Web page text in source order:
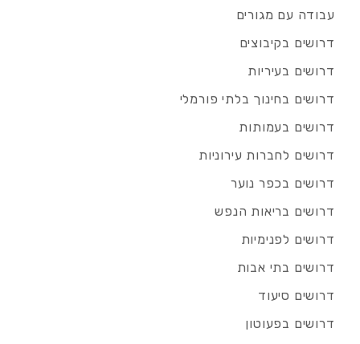
עבודה עם מגורים
דרושים בקיבוצים
דרושים בעיריות
דרושים בחינוך בלתי פורמלי
דרושים בעמותות
דרושים לחברות עירוניות
דרושים בכפר נוער
דרושים בריאות הנפש
דרושים לפנימיות
דרושים בתי אבות
דרושים סיעוד
דרושים בפעוטון